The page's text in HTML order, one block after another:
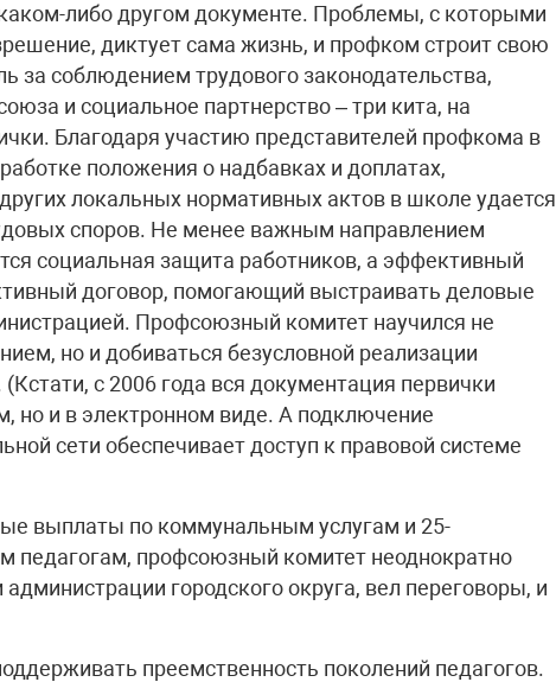
либо другом документе. Проблемы, с которыми
диктует сама жизнь, и профком строит свою
за соблюдением трудового законодательства,
и социальное партнерство – три кита, на
Благодаря участию представителей профкома в
положения о надбавках и доплатах,
локальных нормативных актов в школе удается
споров. Не менее важным направлением
социальная защита работников, а эффективный
договор, помогающий выстраивать деловые
Профсоюзный комитет научился не
но и добиваться безусловной реализации
с 2006 года вся документация первички
но и в электронном виде. А подключение
сети обеспечивает доступ к правовой системе
выплаты по коммунальным услугам и 25-
педагогам, профсоюзный комитет неоднократно
городского округа, вел переговоры, и
преемственность поколений педагогов.